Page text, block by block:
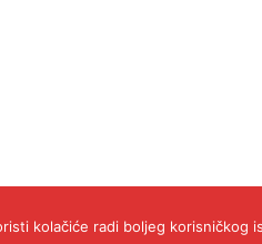
kolačiće radi boljeg korisničkog